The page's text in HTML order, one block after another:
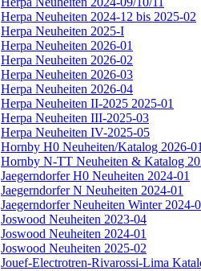
Herpa Neuheiten 2024-12 bis 2025-02
Herpa Neuheiten 2025-I
Herpa Neuheiten 2026-01
Herpa Neuheiten 2026-02
Herpa Neuheiten 2026-03
Herpa Neuheiten 2026-04
Herpa Neuheiten II-2025 2025-01
Herpa Neuheiten III-2025-03
Herpa Neuheiten IV-2025-05
Hornby H0 Neuheiten/Katalog 2026-01
Hornby N-TT Neuheiten & Katalog
Jaegerndorfer H0 Neuheiten 2024-01
Jaegerndorfer N Neuheiten 2024-01
Jaegerndorfer Neuheiten Winter 2024-
Joswood Neuheiten 2023-04
Joswood Neuheiten 2024-01
Joswood Neuheiten 2025-02
Jouef-Electrotren-Rivarossi-Lima